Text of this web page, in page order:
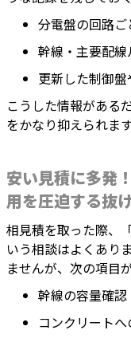
分電盤の回路
幹線・主要配
更新した制御
こうした情報がある
をかなり抑えられます
安い見積に多発
用を圧迫する抜
相見積を取った際、
いう相談はよくあり
ませんが、次の項目
幹線の容量確
コンクリート